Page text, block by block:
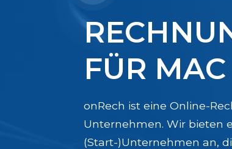
FÜR MAC
onRech ist eine Online-
Unternehmen. Wir bieten
(Start-)Unternehmen an,